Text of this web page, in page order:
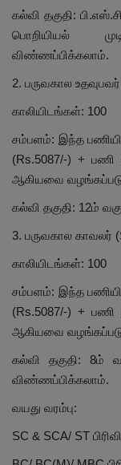
கல்வி தகுதி:
பொறியியல்
விண்ணப்பிக்கலாம்.
2. பருவகால
காலியிடங்கள்: 100
சம்பளம்: இந்த
(Rs.5087/-) + பணி
ஆகியவை
கல்வி தகுதி: 12ம்
3. பருவகால காவலர்
காலியிடங்கள்: 100
சம்பளம்: இந்த
(Rs.5087/-) + பணி
ஆகியவை
கல்வி தகுதி: 8ம்
விண்ணப்பிக்கலாம்.
வயது வரம்பு:
SC & SCA/ ST